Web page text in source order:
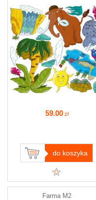
59.00 zł
do koszyka
Farma M2